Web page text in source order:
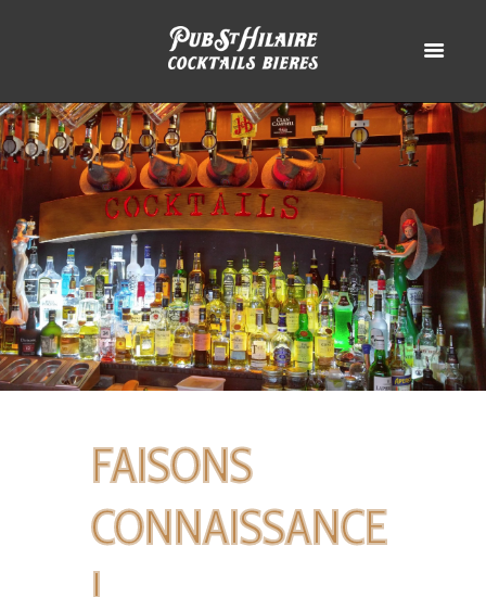
FAISONS
CONNAISSANCE